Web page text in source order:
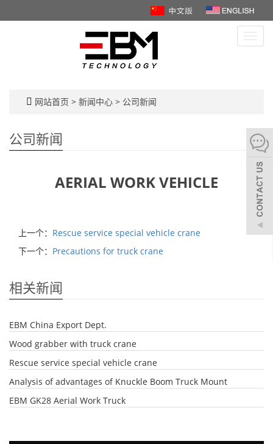
网站首页 > 新闻中心 > 公司新闻
公司新闻
AERIAL WORK VEHICLE
上一个： Rescue service special vehicle crane
下一个： Precautions for truck crane
相关新闻
EBM China Export Dept.
Wood grabber with truck crane
Rescue service special vehicle crane
Analysis of advantages of Knuckle Boom Truck Mount
EBM GK28 Aerial Work Truck